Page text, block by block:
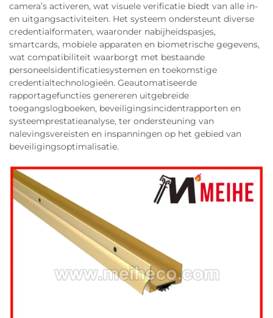
camera’s activeren, wat visuele verificatie biedt van alle in-
en uitgangsactiviteiten. Het systeem ondersteunt diverse
credentialformaten, waaronder nabijheidspasjes,
smartcards, mobiele apparaten en biometrische gegevens,
wat compatibiliteit waarborgt met bestaande
personeelsidentificatiesystemen en toekomstige
credentialtechnologieën. Geautomatiseerde
rapportagefuncties genereren uitgebreide
toegangslogboeken, beveiligingsincidentrapporten en
systeemprestatieanalyse, ter ondersteuning van
nalevingsvereisten en inspanningen op het gebied van
beveiligingsoptimalisatie.